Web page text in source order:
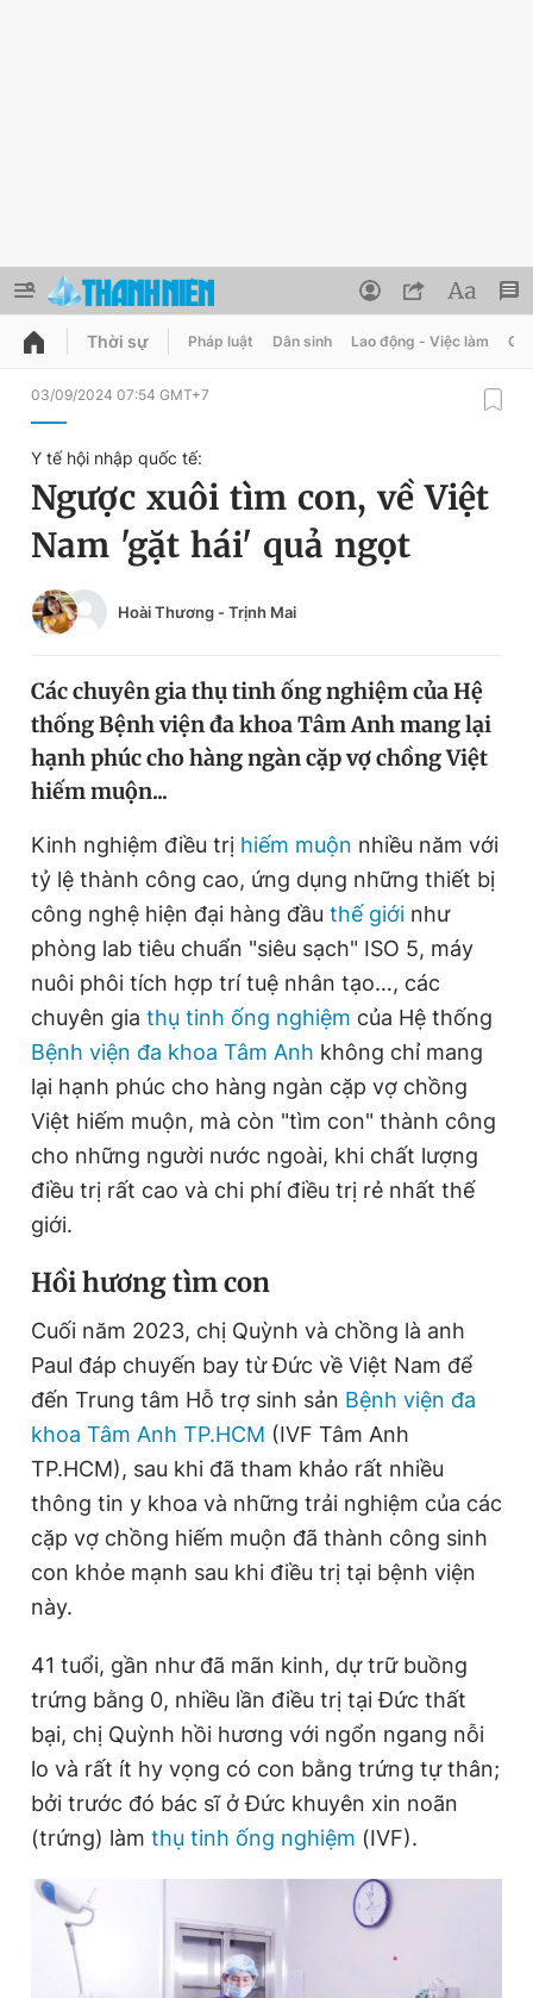
QUẢNG CÁO
Chuyên mục
Chuyên mục khác
Chào ngày mới Tin 24h
Tin thị trường Tin 360
Video Magazine
Sản phẩm khác
Tiện ích Bạn cần biết
Thông tin tòa soạn Liên hệ quảng cáo
Đọc Thanh Niên trên điện thoại
Theo dõi báo trên
Hotline
0906 645 777
Liên hệ quảng cáo
0908 780 404
Tổng biên tập: Nguyễn Ngọc Toàn
Phó tổng biên tập thường trực: Hải Thành
Phó tổng biên tập: Lâm Hiếu Dũng
Phó tổng biên tập: Trần Việt Hưng
Tổng thư ký tòa soạn: Đức Trung
Giấy phép xuất bản số 110/GP - BTTTT cấp ngày 24.3.2020
chép dưới mọi hình thức nếu không có sự chấp thuận bằng văn
bản. Phát triển bởi ePi Technologies, JSC.
Tin đã lưu
Tin đã xem
Thời sự Pháp luật Dân sinh Lao động - Việc làm
03/09/2024 07:54 GMT+7
Y tế hội nhập quốc tế:
Ngược xuôi tìm con, về Việt
Nam 'gặt hái' quả ngọt
Hoài Thương - Trịnh Mai
Các chuyên gia thụ tinh ống nghiệm của Hệ
thống Bệnh viện đa khoa Tâm Anh mang lại
hạnh phúc cho hàng ngàn cặp vợ chồng Việt
hiếm muộn...
Kinh nghiệm điều trị hiếm muộn nhiều năm với
tỷ lệ thành công cao, ứng dụng những thiết bị
công nghệ hiện đại hàng đầu thế giới như
phòng lab tiêu chuẩn "siêu sạch" ISO 5, máy
nuôi phôi tích hợp trí tuệ nhân tạo…, các
chuyên gia thụ tinh ống nghiệm của Hệ thống
Bệnh viện đa khoa Tâm Anh không chỉ mang
lại hạnh phúc cho hàng ngàn cặp vợ chồng
Việt hiếm muộn, mà còn "tìm con" thành công
cho những người nước ngoài, khi chất lượng
điều trị rất cao và chi phí điều trị rẻ nhất thế
giới.
Hồi hương tìm con
Cuối năm 2023, chị Quỳnh và chồng là anh
Paul đáp chuyến bay từ Đức về Việt Nam để
đến Trung tâm Hỗ trợ sinh sản Bệnh viện đa
khoa Tâm Anh TP.HCM (IVF Tâm Anh
TP.HCM), sau khi đã tham khảo rất nhiều
thông tin y khoa và những trải nghiệm của các
cặp vợ chồng hiếm muộn đã thành công sinh
con khỏe mạnh sau khi điều trị tại bệnh viện
này.
41 tuổi, gần như đã mãn kinh, dự trữ buồng
trứng bằng 0, nhiều lần điều trị tại Đức thất
bại, chị Quỳnh hồi hương với ngổn ngang nỗi
lo và rất ít hy vọng có con bằng trứng tự thân;
bởi trước đó bác sĩ ở Đức khuyên xin noãn
(trứng) làm thụ tinh ống nghiệm (IVF).